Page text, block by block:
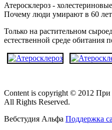
Атеросклероз -
Почему люди умирают в 60 лет
Только на растительном
естественной среде обитания
Content is copyright © 2012 При
All Rights Reserved.
Вебстудия Альфа Поддержка